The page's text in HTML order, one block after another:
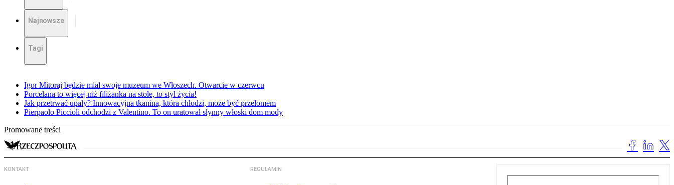
Najnowsze
Tagi
Igor Mitoraj będzie miał swoje muzeum we Włoszech. Otwarcie w czerwcu
Porcelana to więcej niż filiżanka na stole, to styl życia!
Jak przetrwać upały? Innowacyjna tkanina, która chłodzi, może być przełomem
Pierpaolo Piccioli odchodzi z Valentino. To on uratował słynny włoski dom mody
Promowane treści
KONTAKT REGULAMIN